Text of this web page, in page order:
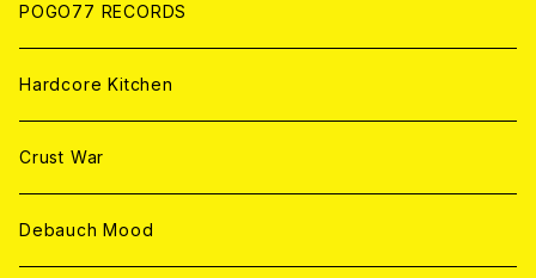
POGO77 RECORDS
Hardcore Kitchen
Crust War
Debauch Mood